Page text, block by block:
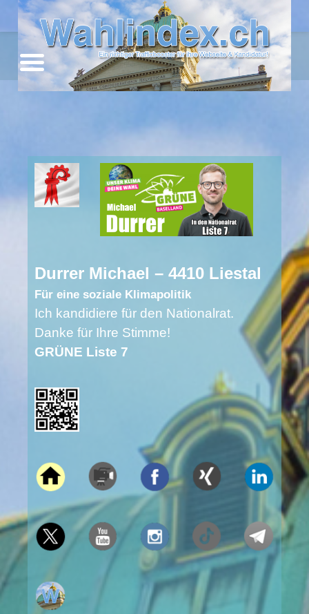
Kanton Basel-Landschaft
Durrer Michael – 4410 Liestal
Für eine soziale Klimapolitik
Ich kandidiere für den Nationalrat.
Danke für Ihre Stimme!
GRÜNE Liste 7